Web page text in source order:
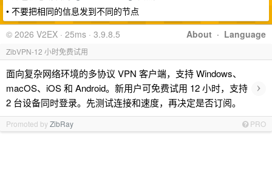
• 不要把相同的信息发到不同的节点
About · Language
© 2026 V2EX · 25ms · 3.9.8.5
ZibVPN-12 小时免费试用
面向复杂网络环境的多协议 VPN 客户端，支持 Windows、
macOS、iOS 和 Android。新用户可免费试用 12 小时，支持
2 台设备同时登录。先测试连接和速度，再决定是否订阅。
›
Promoted byZibRay PRO